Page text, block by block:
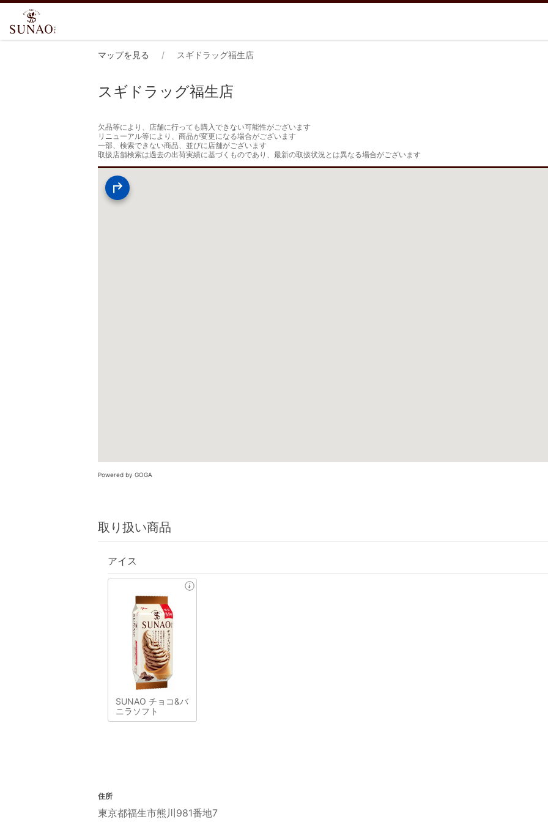
マップを見る スギドラッグ福生店
スギドラッグ福生店
欠品等により、店舗に行っても購入できない可能性がございます
リニューアル等により、商品が変更になる場合がございます
一部、検索できない商品、並びに店舗がございます
取扱店舗検索は過去の出荷実績に基づくものであり、最新の取扱状況とは異なる場合がございます
Powered by GOGA
取り扱い商品
アイス
SUNAO チョコ&バ
ニラソフト
住所
東京都福生市熊川981番地7